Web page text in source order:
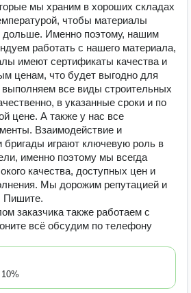
мы храним в хороших складах
чтобы материалы
дольше. Именно поэтому, нашим
работать с нашего материала,
имеют сертификаты качества и
ценам, что будет выгодно для
все виды строительных
в указанные сроки и по
цене. А также у нас все
Взаимодействие и
бригады играют ключевую роль в
именно поэтому мы всегда
качества, доступных цен и
Мы дорожим репутацией и
Пишите.
заказчика также работаем с
всё обсудим по телефону